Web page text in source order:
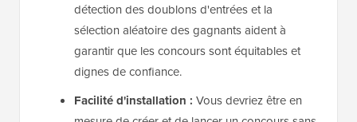
détection des doublons d'entrées et la
sélection aléatoire des gagnants aident à
garantir que les concours sont équitables et
dignes de confiance.
Facilité d'installation : Vous devriez être en